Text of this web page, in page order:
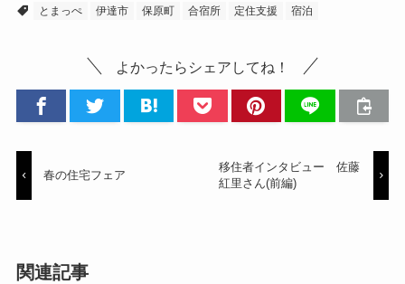
とまっぺ
伊達市 保原町 合宿所 定住支援 宿泊
よかったらシェアしてね！
春の住宅フェア
移住者インタビュー 佐藤
紅里さん(前編)
関連記事